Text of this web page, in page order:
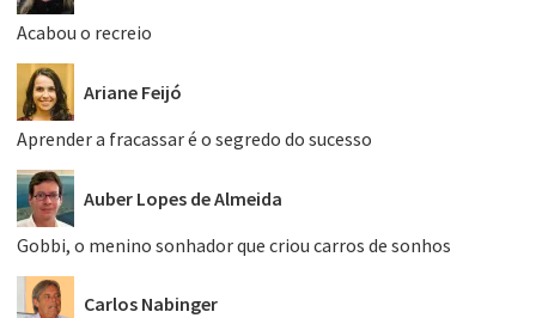
Acabou o recreio
Ariane Feijó
Aprender a fracassar é o segredo do sucesso
Auber Lopes de Almeida
Gobbi, o menino sonhador que criou carros de sonhos
Carlos Nabinger